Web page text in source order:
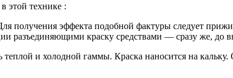
этой технике :
получения эффекта подобной фактуры следует
разъединяющими краску средствами — сразу же, до
теплой и холодной гаммы. Краска наносится на